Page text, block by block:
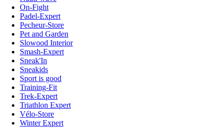
On-Fight
Padel-Expert
Pecheur-Store
Pet and Garden
Slowood Interior
Smash-Expert
Sneak'In
Sneakids
Sport is good
Training-Fit
Trek-Expert
Triathlon Expert
Vélo-Store
Winter Expert